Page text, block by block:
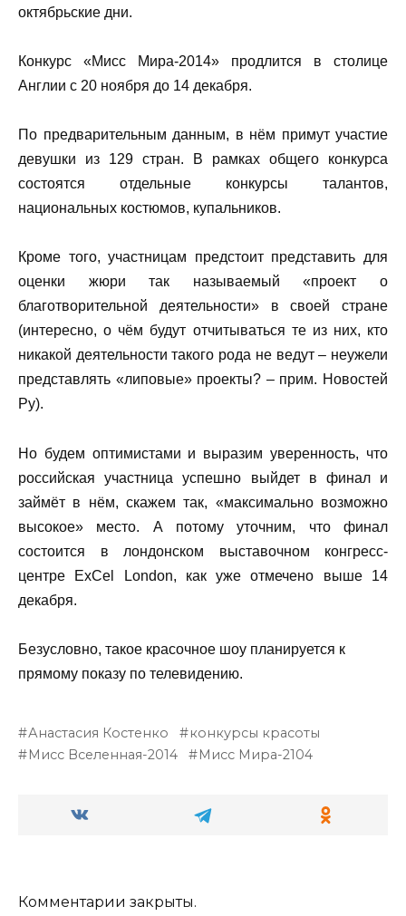
октябрьские дни.
Конкурс «Мисс Мира-2014» продлится в столице
Англии с 20 ноября до 14 декабря.
По предварительным данным, в нём примут участие
девушки из 129 стран. В рамках общего конкурса
состоятся отдельные конкурсы талантов,
национальных костюмов, купальников.
Кроме того, участницам предстоит представить для
оценки жюри так называемый «проект о
благотворительной деятельности» в своей стране
(интересно, о чём будут отчитываться те из них, кто
никакой деятельности такого рода не ведут – неужели
представлять «липовые» проекты? – прим. Новостей
Ру).
Но будем оптимистами и выразим уверенность, что
российская участница успешно выйдет в финал и
займёт в нём, скажем так, «максимально возможно
высокое» место. А потому уточним, что финал
состоится в лондонском выставочном конгресс-
центре ExCel London, как уже отмечено выше 14
декабря.
Безусловно, такое красочное шоу планируется к
прямому показу по телевидению.
Анастасия Костенко
конкурсы красоты
Мисс Вселенная-2014
Мисс Мира-2104
Комментарии закрыты.